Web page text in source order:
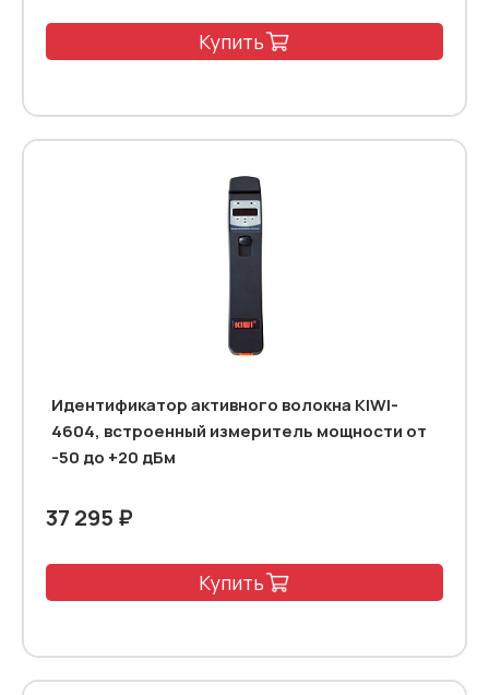
Купить
Идентификатор активного волокна KIWI-
4604, встроенный измеритель мощности от
-50 до +20 дБм
37 295 ₽
Купить